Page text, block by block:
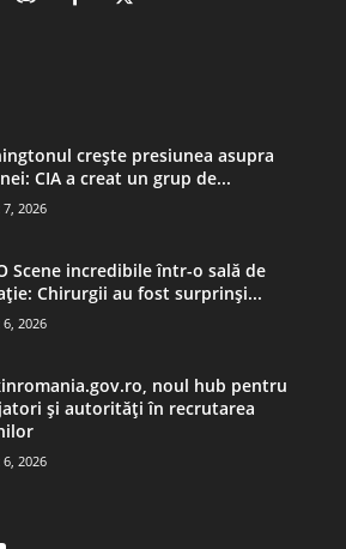
creşte presiunea asupra
CIA a creat un grup de...
2026
Scene incredibile într-o sală de
Chirurgii au fost surprinși...
2026
noul hub pentru
și autorități în recrutarea
2026